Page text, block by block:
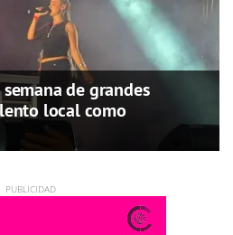
de grandes
local como